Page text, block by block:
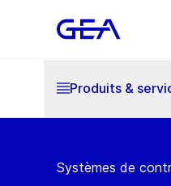
Produits &
Systèmes de